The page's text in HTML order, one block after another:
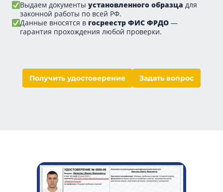
Выдаем документы установленного образца для
законной работы по всей РФ.
Данные вносятся в госреестр ФИС ФРДО —
гарантия прохождения любой проверки.
Получить удостоверение Задать вопрос